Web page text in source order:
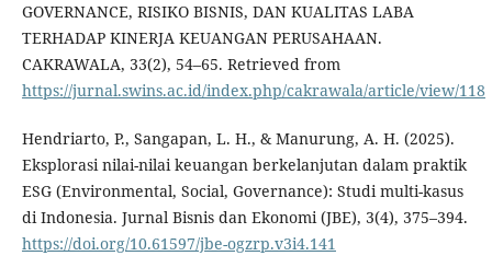
GOVERNANCE, RISIKO BISNIS, DAN KUALITAS LABA
TERHADAP KINERJA KEUANGAN PERUSAHAAN.
CAKRAWALA, 33(2), 54–65. Retrieved from
https://jurnal.swins.ac.id/index.php/cakrawala/article/view/118
Hendriarto, P., Sangapan, L. H., & Manurung, A. H. (2025).
Eksplorasi nilai-nilai keuangan berkelanjutan dalam praktik
ESG (Environmental, Social, Governance): Studi multi-kasus
di Indonesia. Jurnal Bisnis dan Ekonomi (JBE), 3(4), 375–394.
https://doi.org/10.61597/jbe-ogzrp.v3i4.141